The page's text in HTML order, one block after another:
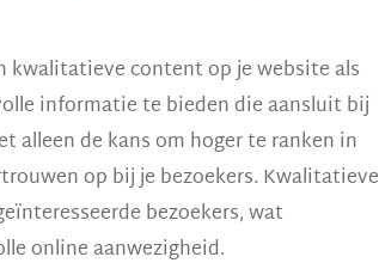
kwalitatieve content op je website als
informatie te bieden die aansluit bij
alleen de kans om hoger te ranken in
op bij je bezoekers. Kwalitatieve
bezoekers, wat
online aanwezigheid.